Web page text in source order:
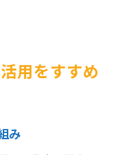
用をすすめ
み